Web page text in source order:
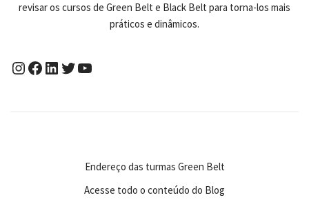
revisar os cursos de Green Belt e Black Belt para torna-los mais
práticos e dinâmicos.
Endereço das turmas Green Belt
Acesse todo o conteúdo do Blog